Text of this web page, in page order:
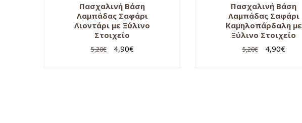
Πασχαλινή Βάση
Λαμπάδας Σαφάρι
Λιοντάρι με Ξύλινο
Στοιχείο
5,20€ 4,90€
Πασχαλινή Βάση
Λαμπάδας Σαφάρι
Καμηλοπάρδαλη με
Ξύλινο Στοιχείο
5,20€ 4,90€